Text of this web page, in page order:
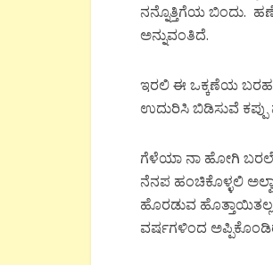
ನನ್ನೊತ್ತಿಗೆಯ ಬಿಂದು.
ಅನ್ನುವಂತಿದೆ.
ಇರಲಿ ಈ ಒಕ್ಕಣೆಯ ಬರಹ
ಉದುರಿಸಿ ಬಿಡಿಸುವೆ
ಗೆಳೆಯಾ ನಾ ಹೋಗಿ
ನೆನಪ ಹಂಚಿಕೊಳ್ಳಲಿ
ಹೊರಡುವ
ವರ್ಷಗಳಿಂದ